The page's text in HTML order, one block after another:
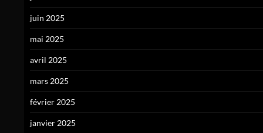
juin 2025
mai 2025
avril 2025
mars 2025
février 2025
janvier 2025